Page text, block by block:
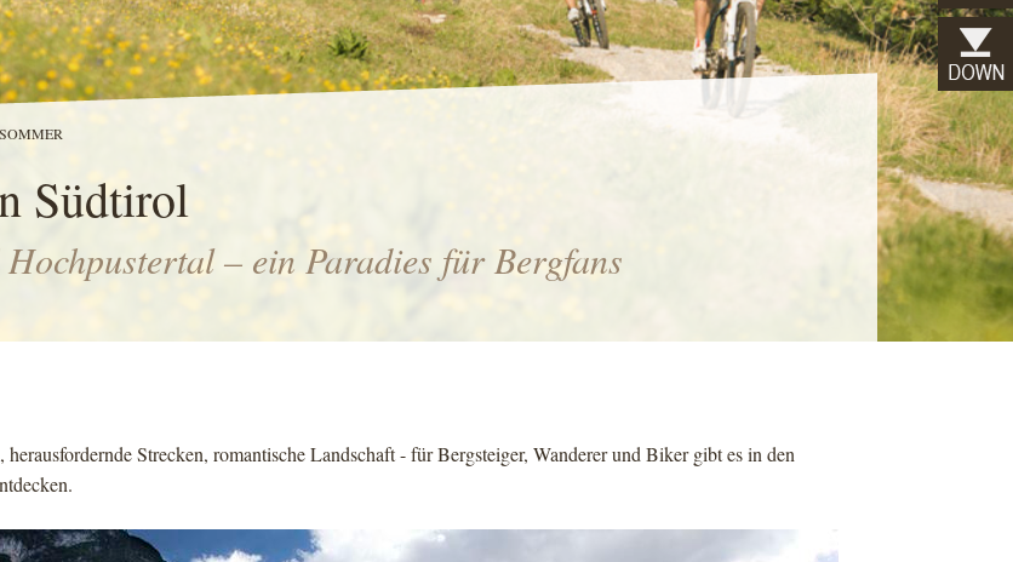
SOMMER
Südtirol
– ein Paradies für Bergfans
herausfordernde Strecken, romantische Landschaft - für Bergsteiger, Wanderer und Biker gibt es in den